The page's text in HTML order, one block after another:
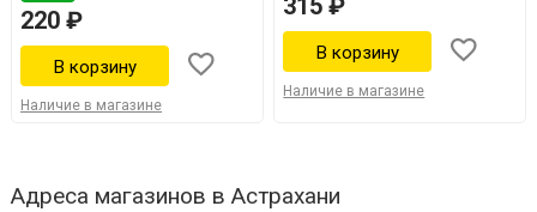
220 ₽
Наличие в магазине
315 ₽
Наличие в магазине
Адреса магазинов в Астрахани